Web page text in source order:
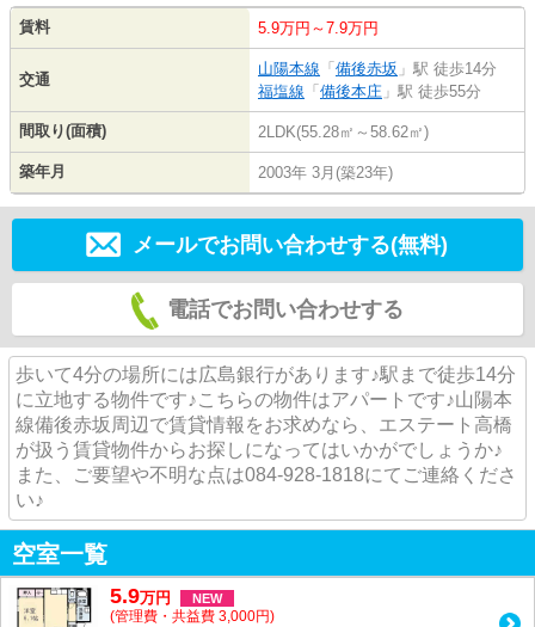
賃料 5.9万円～7.9万円
交通
山陽本線 「 備後赤坂 」駅 徒歩14分
福塩線 「 備後本庄 」駅 徒歩55分
間取り(面積) 2LDK(55.28㎡～58.62㎡)
築年月 2003年 3月(築23年)
メールでお問い合わせする(無料)
電話でお問い合わせする
歩いて4分の場所には広島銀行があります♪駅まで徒歩14分
に立地する物件です♪こちらの物件はアパートです♪山陽本
線備後赤坂周辺で賃貸情報をお求めなら、エステート高橋
が扱う賃貸物件からお探しになってはいかがでしょうか♪
また、ご要望や不明な点は084-928-1818にてご連絡くださ
い♪
空室一覧
5.9万円 NEW
(管理費・共益費 3,000円)